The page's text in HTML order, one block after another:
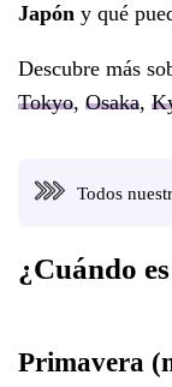
Japón y qué
Descubre más
Tokyo, Osaka,
Todos
¿Cuándo
Primavera